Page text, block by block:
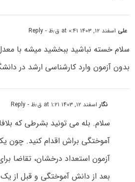
علی اسفند ۱۲, ۱۴۰۳ at ۰:۴۱ ق٫ظ - Reply
بدون آزمون وارد کارشناسی ارشد در
نگار اسفند ۱۲, ۱۴۰۳ at ۱:۲۱ ق٫ظ - Reply
سلام. بله می تونید بشرطی که
آموختگی براش اقدام کنید. چون
آزمون استعداد درخشان، تقاضا
بعد از دانش آموختگی و قبل از